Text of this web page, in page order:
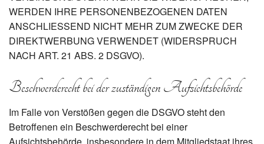
WERDEN IHRE PERSONENBEZOGENEN DATEN
ANSCHLIESSEND NICHT MEHR ZUM ZWECKE DER
DIREKTWERBUNG VERWENDET (WIDERSPRUCH
NACH ART. 21 ABS. 2 DSGVO).
Beschwerde­recht bei der zuständigen Aufsichts­behörde
Im Falle von Verstößen gegen die DSGVO steht den
Betroffenen ein Beschwerderecht bei einer